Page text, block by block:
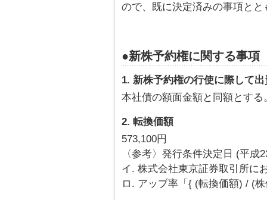
ので、既に決定済みの事項と
●新株予約権に関する事項
1. 新株予約権の行使に際して
本社債の額面金額と同額とする
2. 転換価額
573,100円
〈参考〉発行条件決定日 (平
イ. 株式会社東京証券取引所に
ロ. アップ率「{ (転換価額) / (